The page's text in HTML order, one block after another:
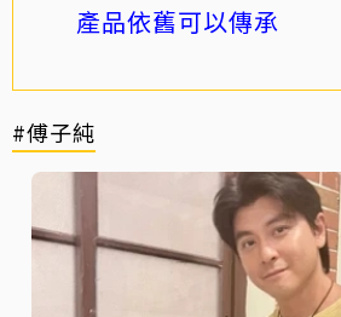
產品依舊可以傳承
#傅子純